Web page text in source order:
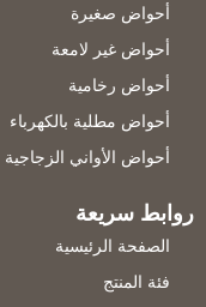
أحواض صغيرة
أحواض غير لامعة
أحواض رخامية
أحواض مطلية بالكهرباء
أحواض الأواني الزجاجية
روابط سريعة
الصفحة الرئيسية
فئة المنتج